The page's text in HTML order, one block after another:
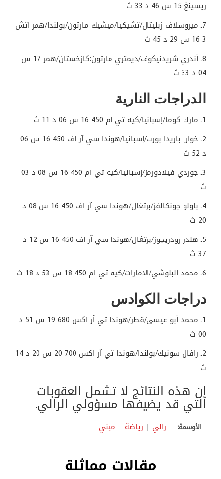
ريسينغ 15 س 46 د 33 ث
7ـ ميروسلاف زبليتال/تشيكيا/ميشيك مارتون/بولندا/همر اتش
3 16 س 29 د 45 ث
8ـ أندري شريدنيكوف/ديمتري مارتون:كازخستان/همر 17 س
04 د 33 ث
الدراجات النارية
1ـ مارك كوما/إسبانيا/كيه تي ام 450 16 س 06 د 11 ث
2ـ خوان باريدا بورت/إسبانيا/هوندا سي آر اف 450 16 س 06
د 52 ث
3ـ جوردي فيلادورمز/إسبانيا/كيه تي ام 450 16 س 08 د 03
ث
4ـ باولو جونكالفز/برتغال/هوندا سي آر اف 450 16 س 08 د
20 ث
5ـ هلدر رودريجوز/برتغال/هوندا سي آر اف 450 16 س 12 د
37 ث
6ـ محمد البلوشي/الامارات/كيه تي ام 450 18 س 53 د 18 ث
دراجات الكوادس
1ـ محمد أبو عيسى/قطر/هوندا تي آر اكس 680 19 س 51 د
00 ث
2ـ رافال سونيك/بولندا/هوندا تي آر اكس 700 20 س 20 د 14
ث
إن هذه النتائج لا تشمل العقوبات
التي قد يضيفها مسؤولي الرالي.
الأوسمة: رالي رياضة ميني
مقالات مماثلة